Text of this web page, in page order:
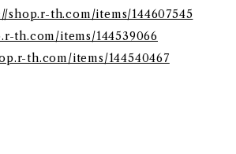
shop.r-th.com/items/144607545
th.com/items/144539066
th.com/items/144540467